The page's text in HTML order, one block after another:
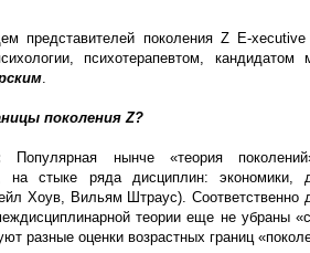
представителей поколения Z E-xecutive
психотерапевтом, кандидатом
поколения Z?
Популярная нынче «теория
на стыке ряда дисциплин: экономики,
Хоув, Вильям Штраус). Соответственно
теории еще не убраны
разные оценки возрастных границ